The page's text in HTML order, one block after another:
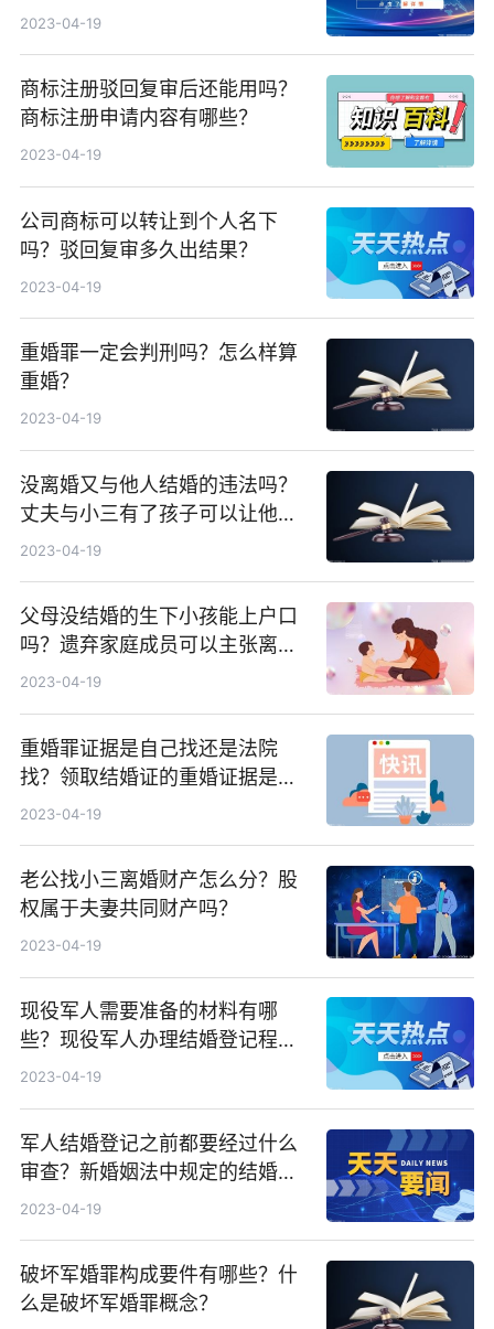
2023-04-19
商标注册驳回复审后还能用吗？
商标注册申请内容有哪些？
2023-04-19
公司商标可以转让到个人名下
吗？驳回复审多久出结果？
2023-04-19
重婚罪一定会判刑吗？怎么样算
重婚？
2023-04-19
没离婚又与他人结婚的违法吗？
丈夫与小三有了孩子可以让他净
身出户么？
2023-04-19
父母没结婚的生下小孩能上户口
吗？遗弃家庭成员可以主张离婚
损害赔偿吗？
2023-04-19
重婚罪证据是自己找还是法院
找？领取结婚证的重婚证据是怎
样的？
2023-04-19
老公找小三离婚财产怎么分？股
权属于夫妻共同财产吗？
2023-04-19
现役军人需要准备的材料有哪
些？现役军人办理结婚登记程序
有哪些？
2023-04-19
军人结婚登记之前都要经过什么
审查？新婚姻法中规定的结婚年
龄是多少岁？
2023-04-19
破坏军婚罪构成要件有哪些？什
么是破坏军婚罪概念？